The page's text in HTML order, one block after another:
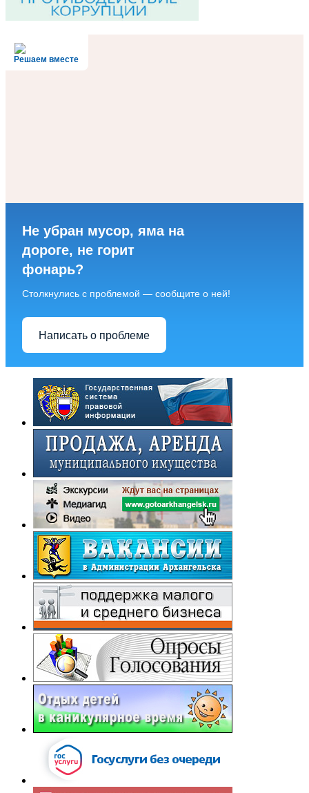
Решаем вместе
Не убран мусор, яма на
дороге, не горит
фонарь?
Столкнулись с проблемой — сообщите о ней!
Написать о проблеме